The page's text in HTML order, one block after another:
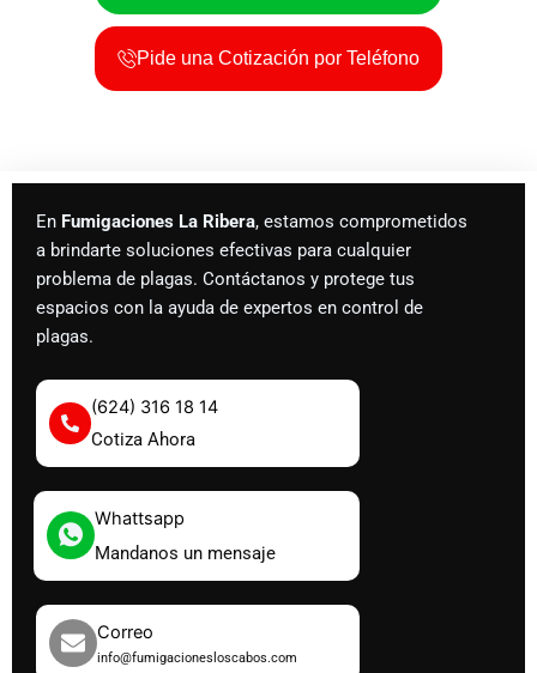
Pide una Cotización por Teléfono
En Fumigaciones La Ribera, estamos comprometidos
a brindarte soluciones efectivas para cualquier
problema de plagas. Contáctanos y protege tus
espacios con la ayuda de expertos en control de
plagas.
(624) 316 18 14
Cotiza Ahora
Whattsapp
Mandanos un mensaje
Correo
info@fumigacionesloscabos.com